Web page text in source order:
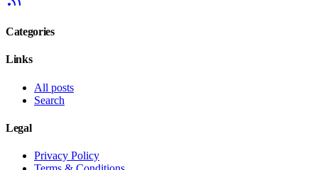
Categories
Links
All posts
Search
Legal
Privacy Policy